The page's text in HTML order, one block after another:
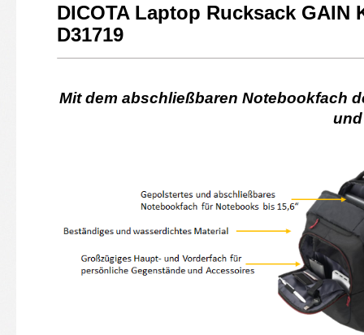
DICOTA Laptop Rucksack GAIN
D31719
Mit dem abschließbaren Notebookfach